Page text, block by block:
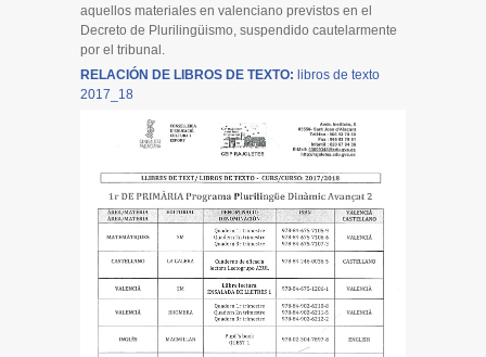
aquellos materiales en valenciano previstos en el
Decreto de Plurilingüismo, suspendido cautelarmente
por el tribunal.
RELACIÓN DE LIBROS DE TEXTO: libros de texto
2017_18